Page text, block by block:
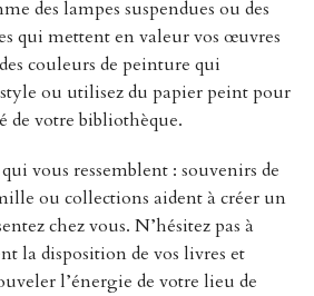
des lampes suspendues ou des
qui mettent en valeur vos œuvres
couleurs de peinture qui
ou utilisez du papier peint pour
de votre bibliothèque.
vous ressemblent : souvenirs de
ou collections aident à créer un
chez vous. N’hésitez pas à
la disposition de vos livres et
l’énergie de votre lieu de